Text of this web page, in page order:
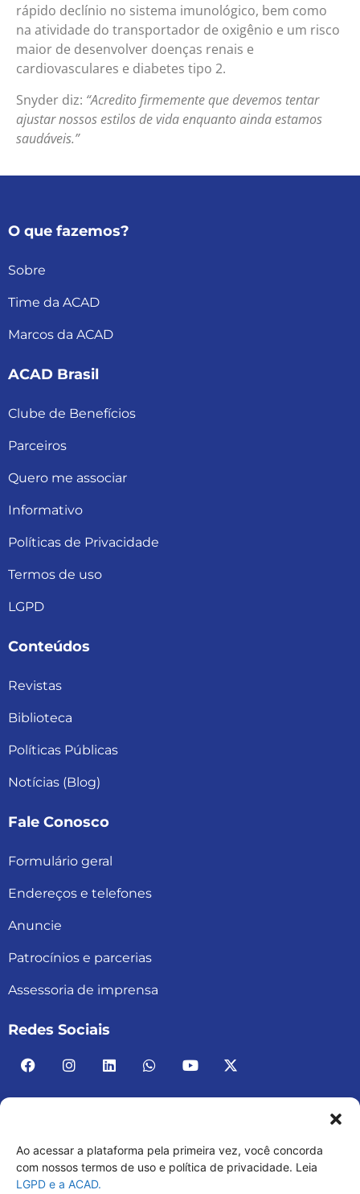
Ao acessar a plataforma pela primeira vez, você concorda
com nossos termos de uso e política de privacidade. Leia
LGPD e a ACAD.
rápido declínio no sistema imunológico, bem como
na atividade do transportador de oxigênio e um risco
maior de desenvolver doenças renais e
cardiovasculares e diabetes tipo 2.
Snyder diz: “Acredito firmemente que devemos tentar
ajustar nossos estilos de vida enquanto ainda estamos
saudáveis.”
O que fazemos?
Sobre
Time da ACAD
Marcos da ACAD
ACAD Brasil
Clube de Benefícios
Parceiros
Quero me associar
Informativo
Políticas de Privacidade
Termos de uso
LGPD
Conteúdos
Revistas
Biblioteca
Políticas Públicas
Notícias (Blog)
Fale Conosco
Formulário geral
Endereços e telefones
Anuncie
Patrocínios e parcerias
Assessoria de imprensa
Redes Sociais
ACAD BRASIL – ASSOCIAÇÃO BRASILEIRA DE